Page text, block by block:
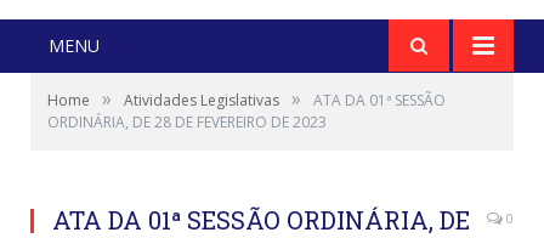
MENU
Home » Atividades Legislativas »
ATA DA 01ª SESSÃO
ORDINÁRIA, DE 28 DE FEVEREIRO DE 2023
ATA DA 01ª SESSÃO ORDINÁRIA, DE
0